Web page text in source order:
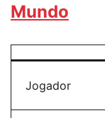
Mundo
Jogador